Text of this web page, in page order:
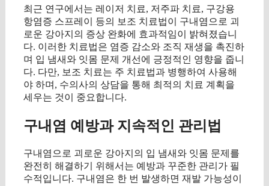
최근 연구에서는 레이저 치료, 저주파 치료, 구강용
항염증 스프레이 등의 보조 치료법이 구내염으로 괴
로운 강아지의 증상 완화에 효과적임이 밝혀졌습니
다. 이러한 치료법은 염증 감소와 조직 재생을 촉진하
며 입 냄새와 잇몸 문제 개선에 긍정적인 영향을 줍니
다. 다만, 보조 치료는 주 치료법과 병행하여 사용해
야 하며, 수의사의 상담을 통해 최적의 치료 계획을
세우는 것이 중요합니다.
구내염 예방과 지속적인 관리법
구내염으로 괴로운 강아지의 입 냄새와 잇몸 문제를
완전히 해결하기 위해서는 예방과 꾸준한 관리가 필
수적입니다. 구내염은 한 번 발생하면 재발 가능성이